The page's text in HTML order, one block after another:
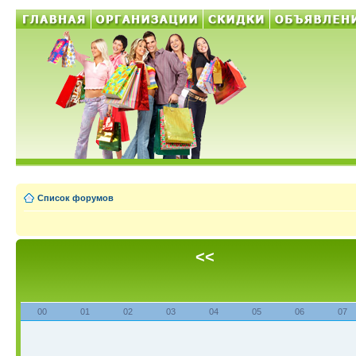
Список форумов
<<
00 01 02 03 04 05 06 07